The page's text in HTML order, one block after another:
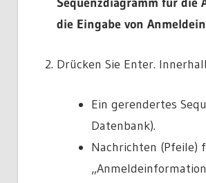
die Eingabe von
Drücken Sie Enter.
Ein gerendertes
Datenbank).
Nachrichten (Pfeile)